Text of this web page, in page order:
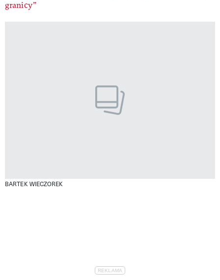
granicy”
BARTEK WIECZOREK